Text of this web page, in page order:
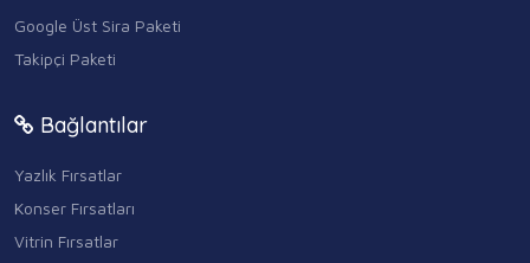
Google Üst Sira Paketi
Takipçi Paketi
Bağlantılar
Yazlık Fırsatlar
Konser Fırsatları
Vitrin Fırsatlar